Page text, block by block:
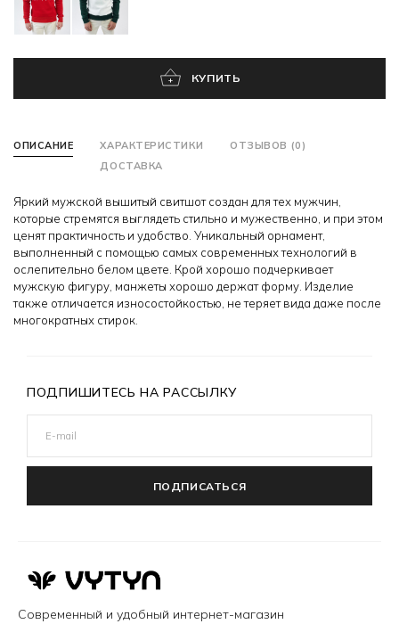
КУПИТЬ
ОПИСАНИЕ ХАРАКТЕРИСТИКИ
ОТЗЫВОВ (0)
ДОСТАВКА
Яркий мужской вышитый свитшот создан для тех мужчин,
которые стремятся выглядеть стильно и мужественно, и при этом
ценят практичность и удобство. Уникальный орнамент,
выполненный с помощью самых современных технологий в
ослепительно белом цвете. Крой хорошо подчеркивает
мужскую фигуру, манжеты хорошо держат форму. Изделие
также отличается износостойкостью, не теряет вида даже после
многократных стирок.
ПОДПИШИТЕСЬ НА РАССЫЛКУ
ПОДПИСАТЬСЯ
Современный и удобный интернет-магазин